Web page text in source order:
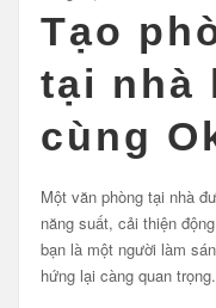
Tạo
tại nhà
cùng
Một văn phòng tại nhà
năng suất, cải thiện
bạn là một người làm
hứng lại càng quan trọng.